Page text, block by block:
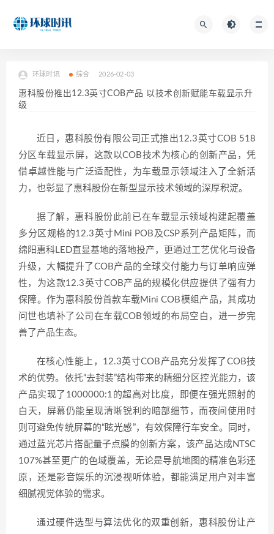
环球时讯 综合 2026-02-03
惠科股份推出12.3英寸COB产品 以技术创新赋能车载显示升
级
近日，惠科股份有限公司正式推出12.3英寸COB 518
分区车载显示屏，这款以COB技术为核心的创新产品，凭
借卓越性能与广泛适配性，为车载显示领域注入了全新活
力，也彰显了惠科股份在新型显示技术领域的深厚积淀。
据了解，惠科股份此前已在车载显示领域构建起覆盖
多分区规格的12.3英寸Mini POB及CSP系列产品矩阵，而
绵阳惠科LED直显基地的落地投产，更通过工艺优化与设备
升级，大幅提升了COB产品的全球交付能力与订单响应弹
性，为这款12.3英寸COB产品的规模化供应提供了强有力
保障。作为惠科股份首款车载Mini COB模组产品，其成功
问世也填补了公司在车载COB领域的布局空白，进一步完
善了产品生态。
在核心性能上，12.3英寸COB产品充分发挥了COB技
术的优势。依托“去封装”结构带来的精细分区控光能力，该
产品实现了1000000:1的超高对比度，即便在强光照射的
白天，屏幕仍能呈现清晰锐利的暗部细节，而夜间使用时
则可避免传统屏幕的“眩光感”，有效保障行车安全。同时，
通过蓝光芯片搭配量子点膜的创新方案，该产品达成NTSC
107%甚至更广的色域覆盖，无论是导航地图的精准色彩还
原，还是影音娱乐的沉浸视听体验，都能满足用户对丰富
细腻视觉体验的需求。
通过硬件选型与算法优化的双重创新，惠科股份让产